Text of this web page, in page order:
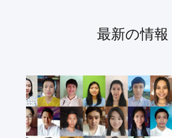
最新の情報